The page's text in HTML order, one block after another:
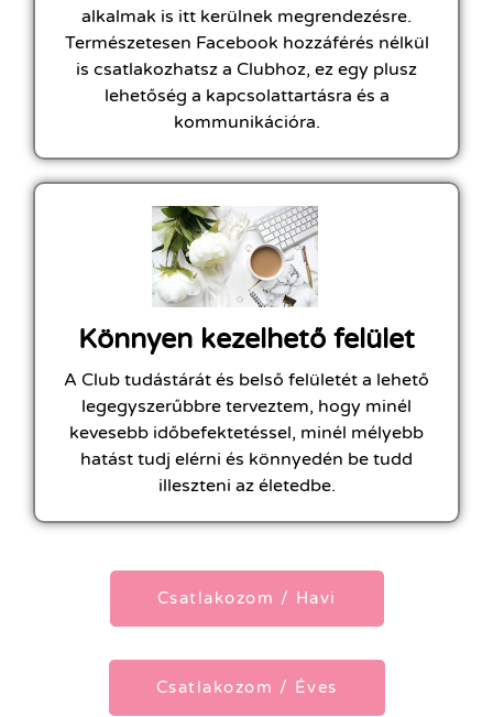
alkalmak is itt kerülnek megrendezésre.
Természetesen Facebook hozzáférés nélkül
is csatlakozhatsz a Clubhoz, ez egy plusz
lehetőség a kapcsolattartásra és a
kommunikációra.
Könnyen kezelhető felület
A Club tudástárát és belső felületét a lehető
legegyszerűbbre terveztem, hogy minél
kevesebb időbefektetéssel, minél mélyebb
hatást tudj elérni és könnyedén be tudd
illeszteni az életedbe.
Csatlakozom / Havi
Csatlakozom / Éves